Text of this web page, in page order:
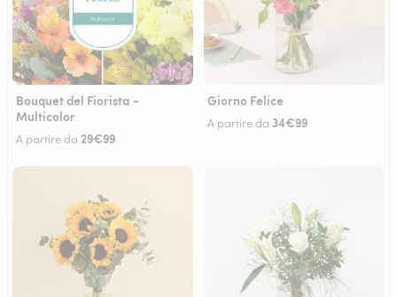
Bouquet del Fiorista -
Multicolor
A partire da 29€99
Giorno Felice
A partire da 34€99